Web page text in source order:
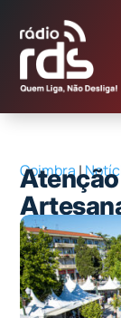
Coimbra|